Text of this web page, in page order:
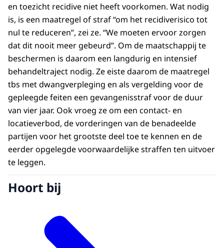
en toezicht recidive niet heeft voorkomen. Wat nodig
is, is een maatregel of straf “om het recidiverisico tot
nul te reduceren”, zei ze. “We moeten ervoor zorgen
dat dit nooit meer gebeurd”. Om de maatschappij te
beschermen is daarom een langdurig en intensief
behandeltraject nodig. Ze eiste daarom de maatregel
tbs met dwangverpleging en als vergelding voor de
gepleegde feiten een gevangenisstraf voor de duur
van vier jaar. Ook vroeg ze om een contact- en
locatieverbod, de vorderingen van de benadeelde
partijen voor het grootste deel toe te kennen en de
eerder opgelegde voorwaardelijke straffen ten uitvoer
te leggen.
Hoort bij